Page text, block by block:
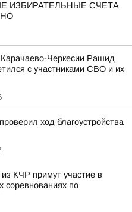
ИЗБИРАТЕЛЬНЫЕ СЧЕТА
Черкесии Рашид
с участниками СВО и их
ход благоустройства
КЧР примут участие в
соревнованиях по